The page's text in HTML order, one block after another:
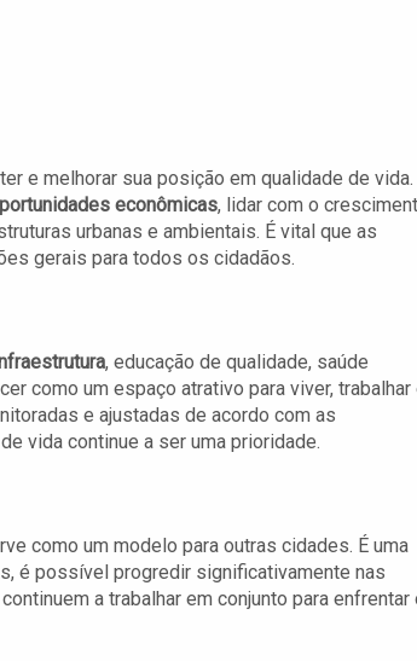
e melhorar sua posição em qualidade de vida.
econômicas, lidar com o
urbanas e ambientais. É vital que as
gerais para todos os cidadãos.
, educação de qualidade, saúde
como um espaço atrativo para viver, trabalhar
e ajustadas de acordo com as
vida continue a ser uma prioridade.
como um modelo para outras cidades. É uma
é possível progredir significativamente nas
a trabalhar em conjunto para enfrentar